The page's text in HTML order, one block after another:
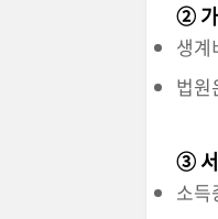
② 가
생계
법원
③ 서
소득